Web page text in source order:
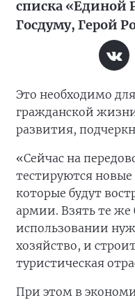
списка «Единой
Госдуму, Герой
Это необходимо
гражданской
развития,
«Сейчас на
тестируются
которые будут
армии. Взять те же
использовании
хозяйство, и
туристическая
При этом в